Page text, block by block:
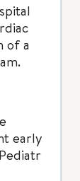
of a
early